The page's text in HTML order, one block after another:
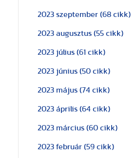
2023 szeptember (68 cikk)
2023 augusztus (55 cikk)
2023 július (61 cikk)
2023 június (50 cikk)
2023 május (74 cikk)
2023 április (64 cikk)
2023 március (60 cikk)
2023 február (59 cikk)